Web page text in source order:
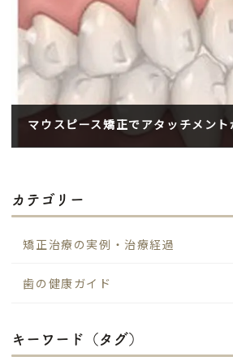
マウスピース矯正でアタッチメン
キーワード（タグ）
カテゴリー
矯正治療の実例・治療経過
歯の健康ガイド